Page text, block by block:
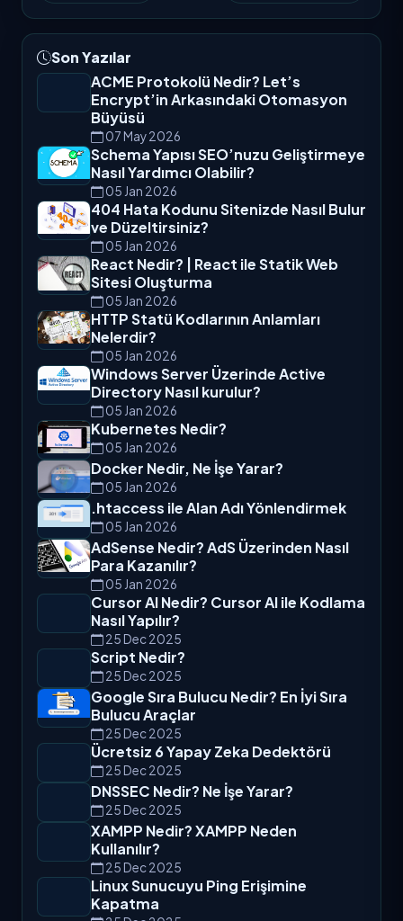
Son Yazılar
ACME Protokolü Nedir? Let’s
Encrypt’in Arkasındaki Otomasyon
Büyüsü
07 May 2026
Schema Yapısı SEO’nuzu Geliştirmeye
Nasıl Yardımcı Olabilir?
05 Jan 2026
404 Hata Kodunu Sitenizde Nasıl Bulur
ve Düzeltirsiniz?
05 Jan 2026
React Nedir? | React ile Statik Web
Sitesi Oluşturma
05 Jan 2026
HTTP Statü Kodlarının Anlamları
Nelerdir?
05 Jan 2026
Windows Server Üzerinde Active
Directory Nasıl kurulur?
05 Jan 2026
Kubernetes Nedir?
05 Jan 2026
Docker Nedir, Ne İşe Yarar?
05 Jan 2026
.htaccess ile Alan Adı Yönlendirmek
05 Jan 2026
AdSense Nedir? AdS Üzerinden Nasıl
Para Kazanılır?
05 Jan 2026
Cursor AI Nedir? Cursor AI ile Kodlama
Nasıl Yapılır?
25 Dec 2025
Script Nedir?
25 Dec 2025
Google Sıra Bulucu Nedir? En İyi Sıra
Bulucu Araçlar
25 Dec 2025
Ücretsiz 6 Yapay Zeka Dedektörü
25 Dec 2025
DNSSEC Nedir? Ne İşe Yarar?
25 Dec 2025
XAMPP Nedir? XAMPP Neden
Kullanılır?
25 Dec 2025
Linux Sunucuyu Ping Erişimine
Kapatma